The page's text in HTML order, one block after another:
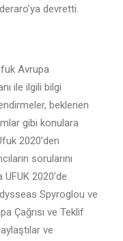
devretti.
Avrupa
ile ilgili bilgi
beklenen
gibi konulara
2020’den
sorularını
2020’de
Spyroglou ve
Çağrısı ve Teklif
ve